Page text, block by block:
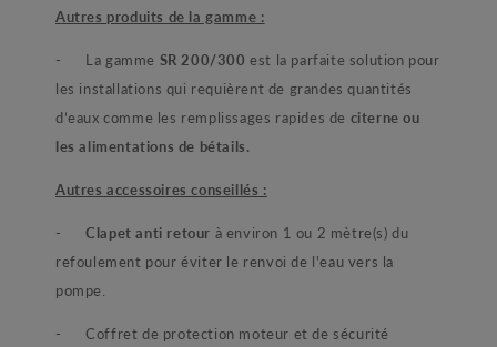
Autres produits de la gamme :
- La gamme SR 200/300 est la parfaite solution pour
les installations qui requièrent de grandes quantités
d’eaux comme les remplissages rapides de citerne ou
les alimentations de bétails.
Autres accessoires conseillés :
-Clapet anti retour à environ 1 ou 2 mètre(s) du
refoulement pour éviter le renvoi de l'eau vers la
pompe.
- Coffret de protection moteur et de sécurité